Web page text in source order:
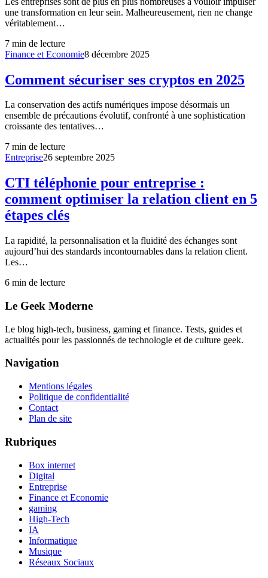
une transformation en leur sein. Malheureusement, rien ne change
véritablement…
7 min de lecture
Finance et Economie8 décembre 2025
Comment sécuriser ses cryptos en 2025
La conservation des actifs numériques impose désormais un
ensemble de précautions évolutif, confronté à une sophistication
croissante des tentatives…
7 min de lecture
Entreprise26 septembre 2025
CTI téléphonie pour entreprise :
comment optimiser la relation client en 5
étapes clés
La rapidité, la personnalisation et la fluidité des échanges sont
aujourd’hui des standards incontournables dans la relation client.
Les…
6 min de lecture
Le Geek Moderne
Le blog high-tech, business, gaming et finance. Tests, guides et
actualités pour les passionnés de technologie et de culture geek.
Navigation
Mentions légales
Politique de confidentialité
Contact
Plan de site
Rubriques
Box internet
Digital
Entreprise
Finance et Economie
gaming
High-Tech
IA
Informatique
Musique
Réseaux Sociaux